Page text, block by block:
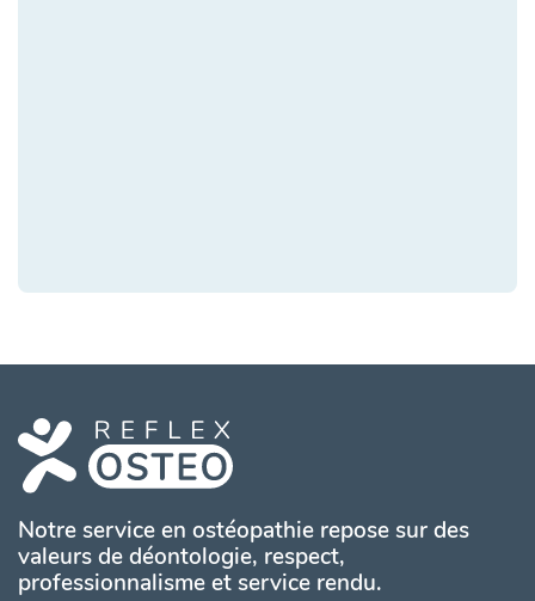
Notre service en ostéopathie repose sur des
valeurs de déontologie, respect,
professionnalisme et service rendu.